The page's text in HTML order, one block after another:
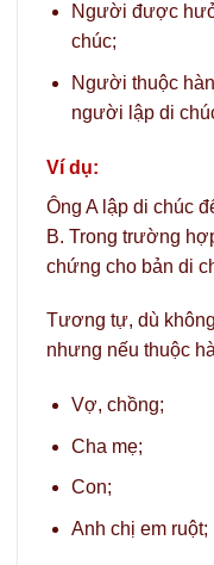
Người được
chúc;
Người thuộc
người lập di
Ví dụ:
Ông A lập di chúc
B. Trong trường
chứng cho bản di
Tương tự, dù
nhưng nếu thuộc
Vợ, chồng;
Cha mẹ;
Con;
Anh chị em ruột;